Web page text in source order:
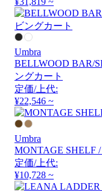
Umbra
BELLWOOD BAR/
ングカート
定価/上代:
¥22,546 ~
Umbra
MONTAGE SHELF
定価/上代:
¥10,728 ~